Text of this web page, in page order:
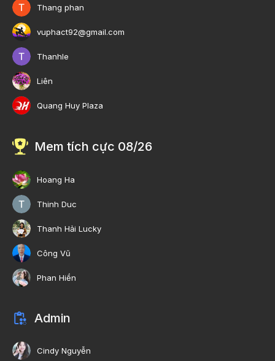
Thang phan
vuphact92@gmail.com
Thanhle
Liên
Quang Huy Plaza
Mem tích cực 08/26
Hoang Ha
Thinh Duc
Thanh Hải Lucky
Công Vũ
Phan Hiền
Admin
Cindy Nguyễn